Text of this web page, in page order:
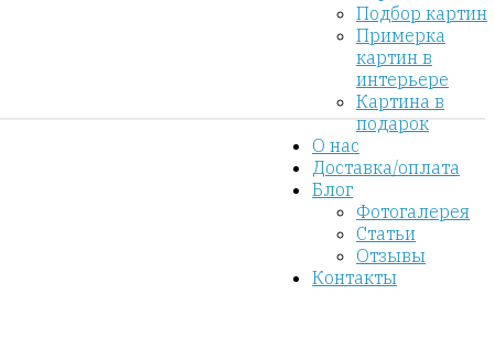
Подбор картин
Примерка
картин в
интерьере
Картина в
подарок
О нас
Доставка/оплата
Блог
Фотогалерея
Статьи
Отзывы
Контакты